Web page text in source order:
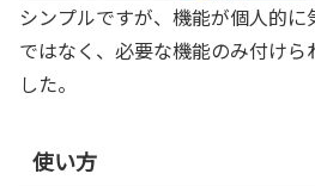
シンプルですが、機能が個人的
ではなく、必要な機能のみ付け
した。
使い方